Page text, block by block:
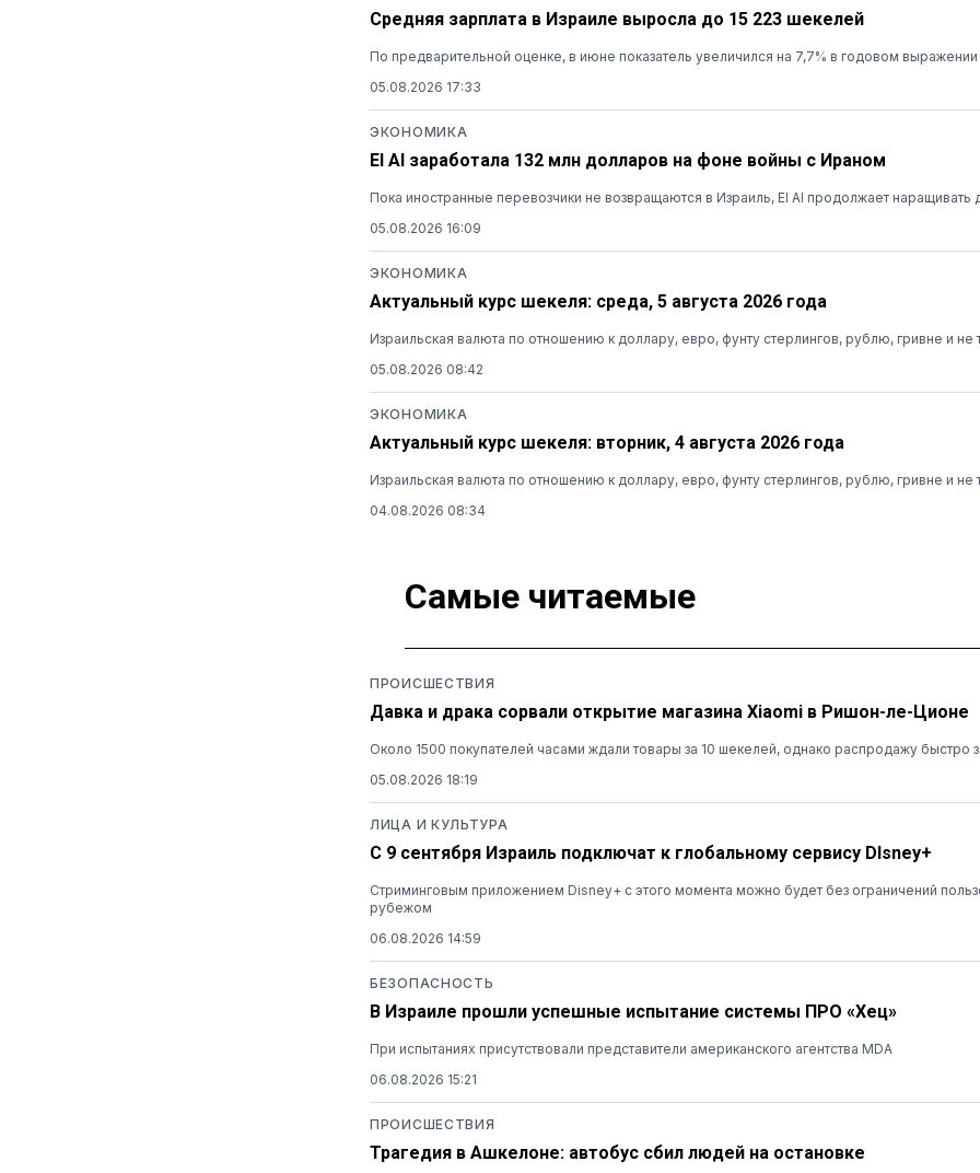
Средняя зарплата в Израиле выросла до 15 223 шекелей
По предварительной оценке, в июне показатель увеличился на 7,7% в годовом выражении
05.08.2026 17:33
ЭКОНОМИКА
El Al заработала 132 млн долларов на фоне войны с Ираном
Пока иностранные перевозчики не возвращаются в Израиль, El Al продолжает наращивать
05.08.2026 16:09
ЭКОНОМИКА
Актуальный курс шекеля: среда, 5 августа 2026 года
Израильская валюта по отношению к доллару, евро, фунту стерлингов, рублю, гривне и не
05.08.2026 08:42
ЭКОНОМИКА
Актуальный курс шекеля: вторник, 4 августа 2026 года
Израильская валюта по отношению к доллару, евро, фунту стерлингов, рублю, гривне и не
04.08.2026 08:34
Самые читаемые
ПРОИСШЕСТВИЯ
Давка и драка сорвали открытие магазина Xiaomi в Ришон-ле-Ционе
Около 1500 покупателей часами ждали товары за 10 шекелей, однако распродажу быстро
05.08.2026 18:19
ЛИЦА И КУЛЬТУРА
С 9 сентября Израиль подключат к глобальному сервису DIsney+
Стриминговым приложением Disney+ с этого момента можно будет без ограничений
рубежом
06.08.2026 14:59
БЕЗОПАСНОСТЬ
В Израиле прошли успешные испытание системы ПРО «Хец»
При испытаниях присутствовали представители американского агентства MDA
06.08.2026 15:21
ПРОИСШЕСТВИЯ
Трагедия в Ашкелоне: автобус сбил людей на остановке